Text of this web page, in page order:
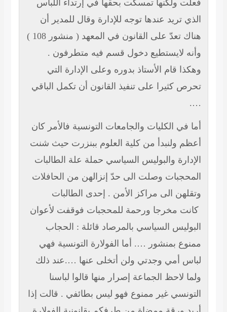
فعلت ولكنها تمسكت بحقها في إرتداء اللباس
الذي تريد عندها توجه للإدارة وقال للمدير أن
هناك تعدّ على القانون في المعهد ( منشور108
)
وأنه لايستطيع دخول قسم فيه متطرفون .
وهكذا قام الأستاذ بدوره وعلى الإدارة التي
تحرص كثيرا على تنفيذ القانون أن تكمل الباقي
….
أما في الكليات والجامعات التونسية فالأمر كان
أعظم ولنبدأ من كلية العلوم ببنزرت حيث شنت
الإدارة والبوليس السياسي حملة علة الطالبات
المحجبات وصلت الى حدّ إنزالهن من الحافلات
وتقلهن الى مراكز الأمن . إحدى الطالبات
كانت مخرجا ورحمة للمحجبات فوقفت لأعوان
البوليس السياسي بالمرصاد قائلة : الحجاب
ممنوع بمنشور …. أما الفولارة التونسية فهي
لباس أمي وجدتي ولن أتخلى عنها ….عند ذلك
ولما لاحظ الجماعة إصرار منها قالوا لباسنا
التونسي غير ممنوع فهو ليس بطائفي . قالت إذا